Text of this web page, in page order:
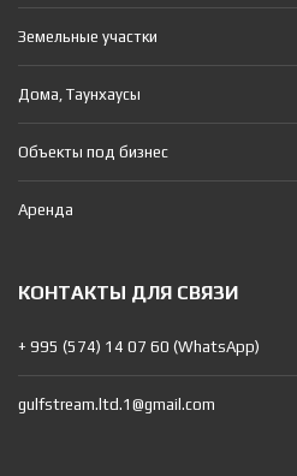
Земельные участки
Дома, Таунхаусы
Объекты под бизнес
Аренда
КОНТАКТЫ ДЛЯ СВЯЗИ
+ 995 (574) 14 07 60 (WhatsApp)
gulfstream.ltd.1@gmail.com